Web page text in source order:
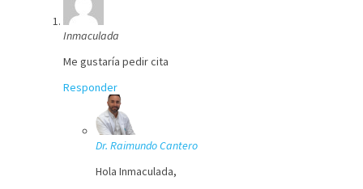
Inmaculada
Me gustaría pedir cita
Responder
Dr. Raimundo Cantero
Hola Inmaculada,